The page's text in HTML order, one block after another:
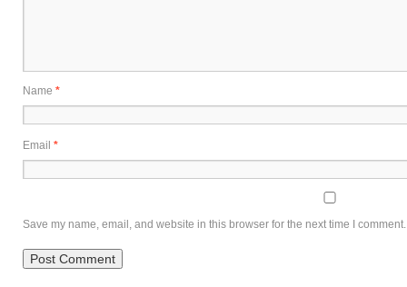
Name *
Email *
Save my name, email, and website in this browser for the next time I comment.